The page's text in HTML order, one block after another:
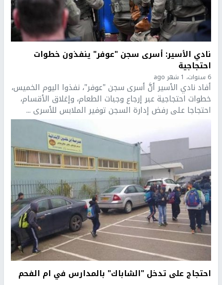
نادي الأسير: أسرى سجن "عوفر" ينفذون خطوات
احتجاجية
6 سنوات، 1 شهر ago
أفاد نادي الأسير أنَّ أسرى سجن "عوفر"، نفذوا اليوم الخميس،
خطوات احتجاجية عبر إرجاع وجبات الطعام، وإغلاق الأقسام،
احتجاجا على رفض إدارة السجن توفير الملابس للأسرى ...
احتجاج على تدخل "الشاباك" بالمدارس في ام الفحم